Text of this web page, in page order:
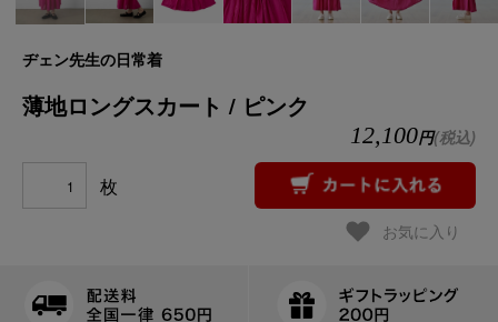
ヂェン先生の日常着
薄地ロングスカート / ピンク
12,100円(税込)
枚
お気に入り